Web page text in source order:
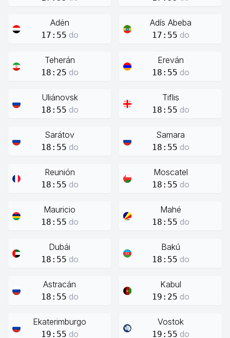
Adén
17:55 do
Adís Abeba
17:55 do
Teherán
18:25 do
Ereván
18:55 do
Uliánovsk
18:55 do
Tiflis
18:55 do
Sarátov
18:55 do
Samara
18:55 do
Reunión
18:55 do
Moscatel
18:55 do
Mauricio
18:55 do
Mahé
18:55 do
Dubái
18:55 do
Bakú
18:55 do
Astracán
18:55 do
Kabul
19:25 do
Ekaterimburgo
19:55 do
Vostok
19:55 do